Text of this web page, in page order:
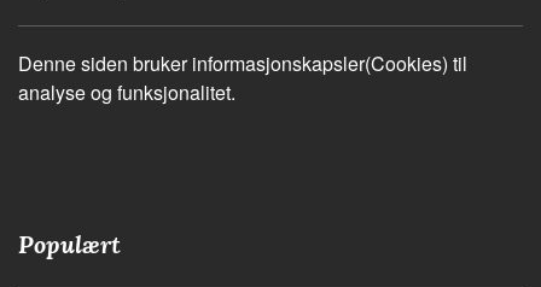
Denne siden bruker informasjonskapsler(Cookies) til
analyse og funksjonalitet.
Populært